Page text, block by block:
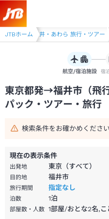
JTBホーム
ツアー 福井・あわら 旅行・ツアー
航空/宿泊施設 宿
東京都発→福井市（飛
パック・ツアー・旅行
検索条件をお確かめください
現在の表示条件
出発地 東京（すべて）
目的地 福井市
旅行期間 指定なし
泊数 1泊
部屋数・人数 1部屋/おとな2名,